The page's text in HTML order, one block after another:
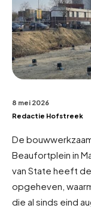
8 mei 2026
Redactie Hofstreek
De
Beaufortplein in
van State heeft
opgeheven,
die al sinds eind